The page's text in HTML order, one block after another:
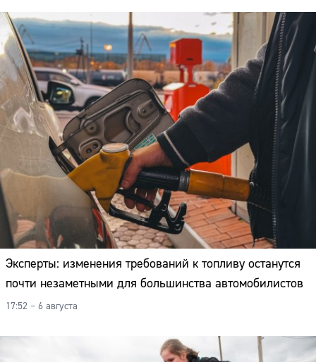
Эксперты: изменения требований к топливу останутся
почти незаметными для большинства автомобилистов
17:52 – 6 августа